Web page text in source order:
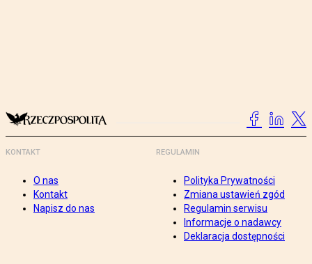
KONTAKT
O nas
Kontakt
Napisz do nas
REGULAMIN
Polityka Prywatności
Zmiana ustawień zgód
Regulamin serwisu
Informacje o nadawcy
Deklaracja dostępności